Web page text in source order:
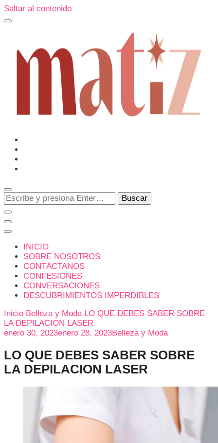
Saltar al contenido
Matiz
Un espacio editorial donde pongo en palabras aquello que
muchos sentimos y pocos sabemos cómo explicar y
donde también compartiré contigo las cosas que me
conmueven, me sorprenden o creo que merecen ser
¿Buscas
algo?
INICIO
SOBRE NOSOTROS
CONTÁCTANOS
CONFESIONES
CONVERSACIONES
DESCUBRIMIENTOS IMPERDIBLES
Inicio Belleza y Moda LO QUE DEBES SABER SOBRE
LA DEPILACION LASER
enero 30, 2023enero 28, 2023Belleza y Moda
LO QUE DEBES SABER SOBRE
LA DEPILACION LASER